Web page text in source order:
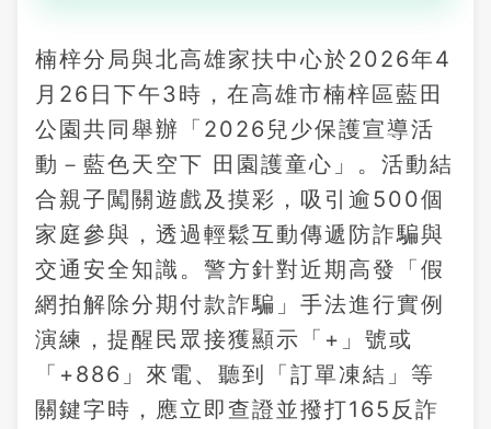
楠梓分局與北高雄家扶中心於2026年4
月26日下午3時，在高雄市楠梓區藍田
公園共同舉辦「2026兒少保護宣導活
動－藍色天空下 田園護童心」。活動結
合親子闖關遊戲及摸彩，吸引逾500個
家庭參與，透過輕鬆互動傳遞防詐騙與
交通安全知識。警方針對近期高發「假
網拍解除分期付款詐騙」手法進行實例
演練，提醒民眾接獲顯示「+」號或
「+886」來電、聽到「訂單凍結」等
關鍵字時，應立即查證並撥打165反詐